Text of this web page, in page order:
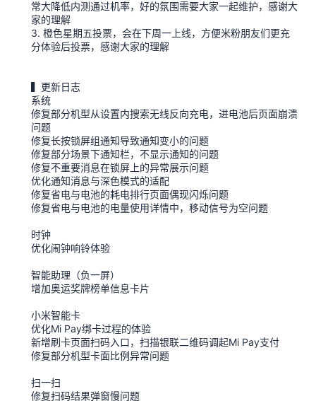
常大降低内测通过机率，好的氛围需要大家一起维护，感谢大
家的理解
3. 橙色星期五投票，会在下周一上线，方便米粉朋友们更充
分体验后投票，感谢大家的理解
▍更新日志
系统
修复部分机型从设置内搜索无线反向充电，进电池后页面崩溃
问题
修复长按锁屏组通知导致通知变小的问题
修复部分场景下通知栏，不显示通知的问题
修复不重要消息在锁屏上的异常展示问题
优化通知消息与深色模式的适配
修复省电与电池的耗电排行页面偶现闪烁问题
修复省电与电池的电量使用详情中，移动信号为空问题
时钟
优化闹钟响铃体验
智能助理（负一屏）
增加奥运奖牌榜单信息卡片
小米智能卡
优化Mi Pay绑卡过程的体验
新增刷卡页面扫码入口，扫描银联二维码调起Mi Pay支付
修复部分机型卡面比例异常问题
扫一扫
修复扫码结果弹窗慢问题